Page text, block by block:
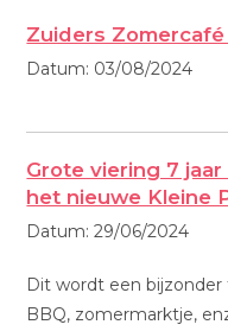
Zuiders
Datum: 03/08/2024
Grote viering 7
het nieuwe Kleine
Datum:29/06/2024
Dit wordt een
BBQ, zomermarktje,